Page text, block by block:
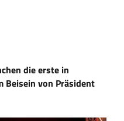
die erste in
Beisein von Präsident